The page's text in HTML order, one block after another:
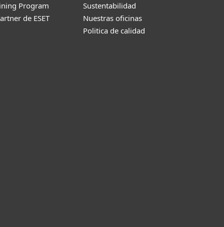
Program
de ESET
Sustentabilidad
Nuestras oficinas
Politica de calidad